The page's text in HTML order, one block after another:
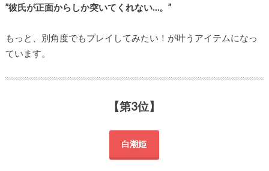
”彼氏が正面からしか突いてくれない…。”
もっと、別角度でもプレイしてみたい！が叶うアイテムになっ
ています。
【第3位】
白潮姫